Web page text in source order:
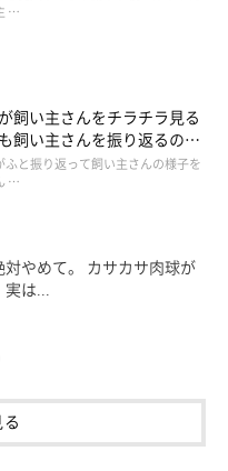
顔立ちをしているのが特徴
犬とは対照的で、ワイルド
スラリと引き締まった体型
る人も少なくありません。
…
飼い主さんをチラチラ見る
い主さんを振り返るのは
ふと振り返って飼い主さんの様子を
…
対やめて。 カサカサ肉球が
実は...